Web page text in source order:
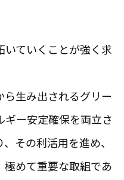
チをむしろチャンス
いていくことが強く求
ら生み出されるグリー
ギー安定確保を両立さ
その利活用を進め、
極めて重要な取組であ